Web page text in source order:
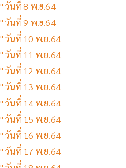
วันที่ 8 พ.ย.64
วันที่ 9 พ.ย.64
วันที่ 10 พ.ย.64
วันที่ 11 พ.ย.64
วันที่ 12 พ.ย.64
วันที่ 13 พ.ย.64
วันที่ 14 พ.ย.64
วันที่ 15 พ.ย.64
วันที่ 16 พ.ย.64
วันที่ 17 พ.ย.64